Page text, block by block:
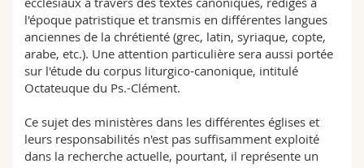
l'époque patristique et transmis en différentes langues
anciennes de la chrétienté (grec, latin, syriaque, copte,
arabe, etc.). Une attention particulière sera aussi portée
sur l'étude du corpus liturgico-canonique, intitulé
Octateuque du Ps.-Clément.
Ce sujet des ministères dans les différentes églises et
leurs responsabilités n'est pas suffisamment exploité
dans la recherche actuelle, pourtant, il représente un